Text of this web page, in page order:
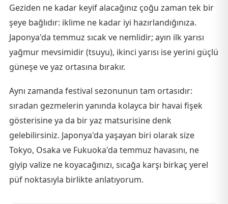
Geziden ne kadar keyif alacağınız çoğu zaman tek bir
şeye bağlıdır: iklime ne kadar iyi hazırlandığınıza.
Japonya'da temmuz sıcak ve nemlidir; ayın ilk yarısı
yağmur mevsimidir (tsuyu), ikinci yarısı ise yerini güçlü
güneşe ve yaz ortasına bırakır.
Aynı zamanda festival sezonunun tam ortasıdır:
sıradan gezmelerin yanında kolayca bir havai fişek
gösterisine ya da bir yaz matsurisine denk
gelebilirsiniz. Japonya'da yaşayan biri olarak size
Tokyo, Osaka ve Fukuoka'da temmuz havasını, ne
giyip valize ne koyacağınızı, sıcağa karşı birkaç yerel
püf noktasıyla birlikte anlatıyorum.